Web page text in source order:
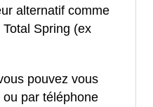
alternatif comme
Spring (ex
pouvez vous
par téléphone